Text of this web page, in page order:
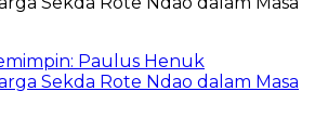
Paulus Henuk
Sekda Rote Ndao dalam Masa